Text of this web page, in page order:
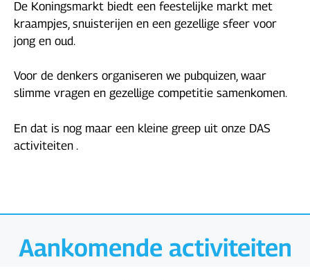
De Koningsmarkt biedt een feestelijke markt met
kraampjes, snuisterijen en een gezellige sfeer voor
jong en oud.
Voor de denkers organiseren we pubquizen, waar
slimme vragen en gezellige competitie samenkomen.
En dat is nog maar een kleine greep uit onze DAS
activiteiten .
Aankomende activiteiten